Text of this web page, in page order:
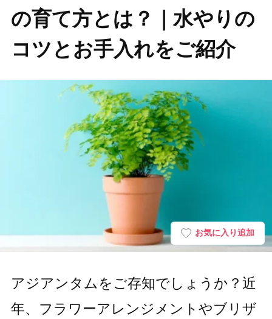
の育て方とは？｜水やりの
コツとお手入れをご紹介
お気に入り追加
アジアンタムをご存知でしょうか？近
年、フラワーアレンジメントやブリザ